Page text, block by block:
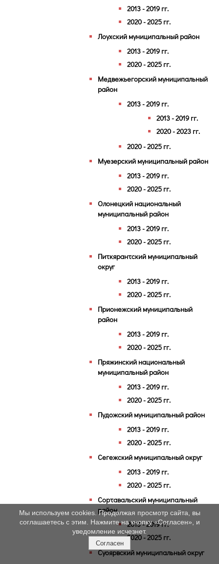
2013 - 2019 гг.
2020 - 2025 гг.
Лоухский муниципальный район
2013 - 2019 гг.
2020 - 2025 гг.
Медвежьегорский муниципальный
район
2013 - 2019 гг.
2013 - 2019 гг.
2020 - 2023 гг.
2020 - 2025 гг.
Муезерский муниципальный район
2013 - 2019 гг.
2020 - 2025 гг.
Олонецкий национальный
муниципальный район
2013 - 2019 гг.
2020 - 2025 гг.
Питкярантский муниципальный
округ
2013 - 2019 гг.
2020 - 2025 гг.
Прионежский муниципальный
район
2013 - 2019 гг.
2020 - 2025 гг.
Пряжинский национальный
муниципальный район
2013 - 2019 гг.
2020 - 2025 гг.
Пудожский муниципальный район
2013 - 2019 гг.
2020 - 2025 гг.
Сегежский муниципальный округ
2013 - 2019 гг.
2020 - 2025 гг.
Сортавальский муниципальный
район
2013 - 2019 гг.
2020 - 2025 гг.
Суоярвский муниципальный округ
Мы используем cookies. Продолжая просмотр сайта, вы
соглашаетесь с этим. Нажмите на кнопку «Согласен», и
уведомление исчезнет.
Согласен